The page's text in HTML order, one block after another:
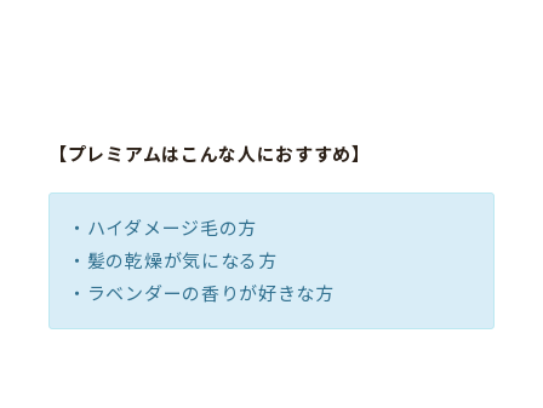
【プレミアムはこんな人におすすめ】
・ハイダメージ毛の方
・髪の乾燥が気になる方
・ラベンダーの香りが好きな方